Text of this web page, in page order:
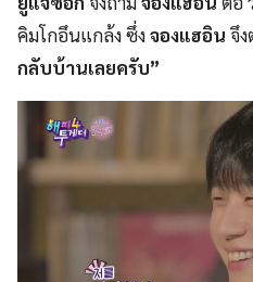
คิมโกอึนแกล้ง ซึ่งจองแฮอิน จึ
กลับบ้านเลยครับ”